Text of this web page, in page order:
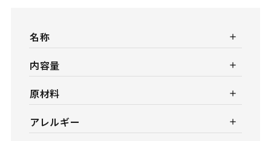
名称
内容量
原材料
アレルギー